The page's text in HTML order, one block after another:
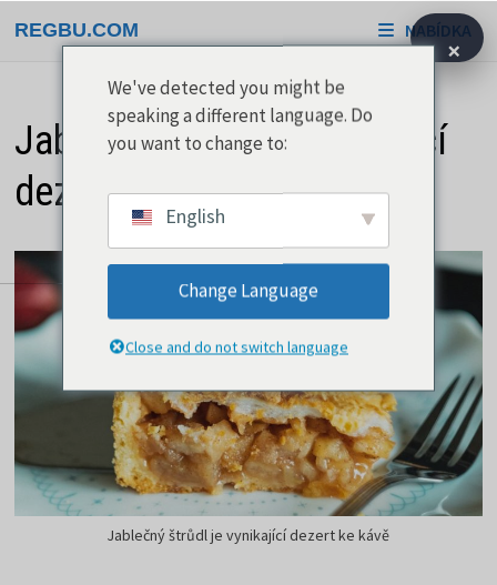
na
REGBU.COM NABÍDKA
Jablečný štrůdl je vynikající
dezert ke kávě
Jablečný štrůdl je vynikající dezert ke kávě
×
We've detected you might be
speaking a different language. Do
you want to change to:
English
Change Language
Close and do not switch language